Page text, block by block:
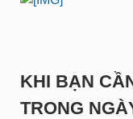
KHI BẠN
TRONG